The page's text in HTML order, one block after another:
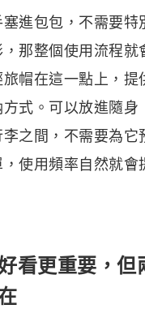
進包包，不需要特
那整個使用流程就
帽在這一點上，提
式。可以放進隨身
之間，不需要為它
使用頻率自然就會
看更重要，但